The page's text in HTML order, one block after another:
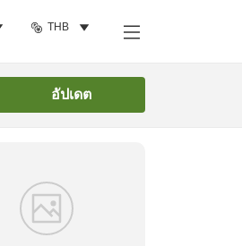
THB
อัปเดต
ค้นหาห้องพัก